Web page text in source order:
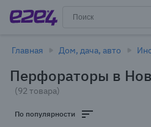
Главная Дом, дача, авто
Перфораторы в
(92 товара)
По популярности